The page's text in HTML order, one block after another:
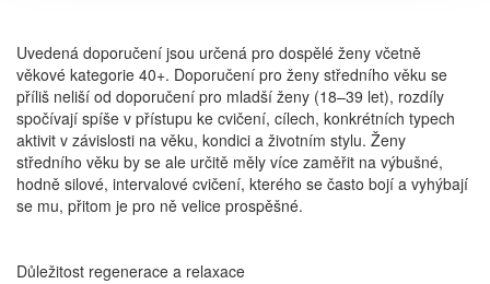
Uvedená doporučení jsou určená pro dospělé ženy včetně
věkové kategorie 40+. Doporučení pro ženy středního věku se
příliš neliší od doporučení pro mladší ženy (18–39 let), rozdíly
spočívají spíše v přístupu ke cvičení, cílech, konkrétních typech
aktivit v závislosti na věku, kondici a životním stylu. Ženy
středního věku by se ale určitě měly více zaměřit na výbušné,
hodně silové, intervalové cvičení, kterého se často bojí a vyhýbají
se mu, přitom je pro ně velice prospěšné.
Důležitost regenerace a relaxace